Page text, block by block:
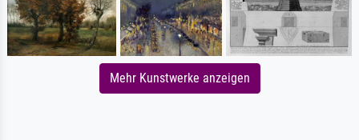
Mehr Kunstwerke anzeigen